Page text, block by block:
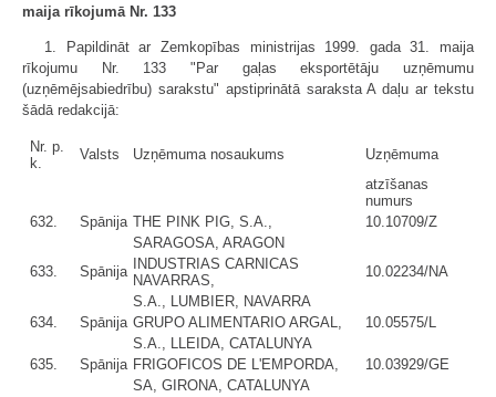
maija rīkojumā Nr. 133
1. Papildināt ar Zemkopības ministrijas 1999. gada 31. maija
rīkojumu Nr. 133 "Par gaļas eksportētāju uzņēmumu
(uzņēmējsabiedrību) sarakstu" apstiprinātā saraksta A daļu ar tekstu
šādā redakcijā:
Nr. p.
k.
Valsts Uzņēmuma nosaukums
Uzņēmuma
atzīšanas
numurs
632.
Spānija THE PINK PIG, S.A.,
10.10709/Z
SARAGOSA, ARAGON
633.
Spānija
INDUSTRIAS CARNICAS
NAVARRAS,
10.02234/NA
S.A., LUMBIER, NAVARRA
634.
Spānija GRUPO ALIMENTARIO ARGAL,
10.05575/L
S.A., LLEIDA, CATALUNYA
635.
Spānija FRIGOFICOS DE L'EMPORDA,
10.03929/GE
SA, GIRONA, CATALUNYA